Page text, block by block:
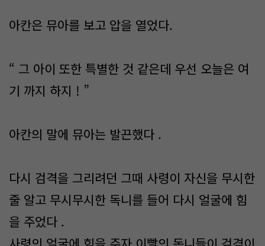
아칸은 뮤아를 보고 압을 열었다.
“ 그 아이 또한 특별한 것 같은데 우선 오늘은 여
기 까지 하지 ! ”
아칸의 말에 뮤아는 발끈했다 .
다시 검격을 그리려던 그때 사령이 자신을 무시한
줄 알고 무시무시한 독니를 들어 다시 얼굴에 힘
을 주었다 .